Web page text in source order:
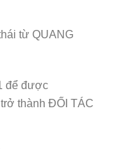
từ QUANG
để được
thành ĐỐI TÁC